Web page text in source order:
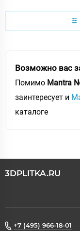
Возможно вас
Помимо Mantra
заинтересует и
каталоге
3DPLITKA.RU
+7 (495) 966-18-01